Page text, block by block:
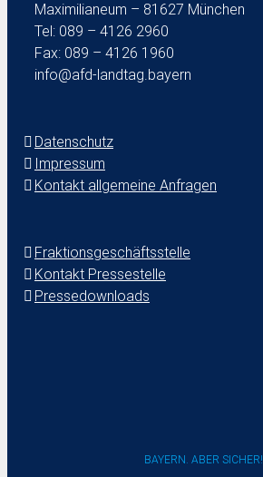
Maximilianeum – 81627 München
Tel: 089 – 4126 2960
Fax: 089 – 4126 1960
info@afd-landtag.bayern
Datenschutz
Impressum
Kontakt allgemeine Anfragen
Fraktionsgeschäftsstelle
Kontakt Pressestelle
Pressedownloads
BAYERN. ABER SICHER!